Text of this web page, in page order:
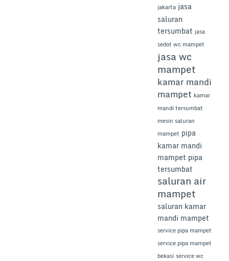
jakarta jasa
saluran
tersumbat jasa
sedot wc mampet
jasa wc
mampet
kamar mandi
mampet kamar
mandi tersumbat
mesin saluran
mampet pipa
kamar mandi
mampet pipa
tersumbat
saluran air
mampet
saluran kamar
mandi mampet
service pipa mampet
service pipa mampet
bekasi service wc